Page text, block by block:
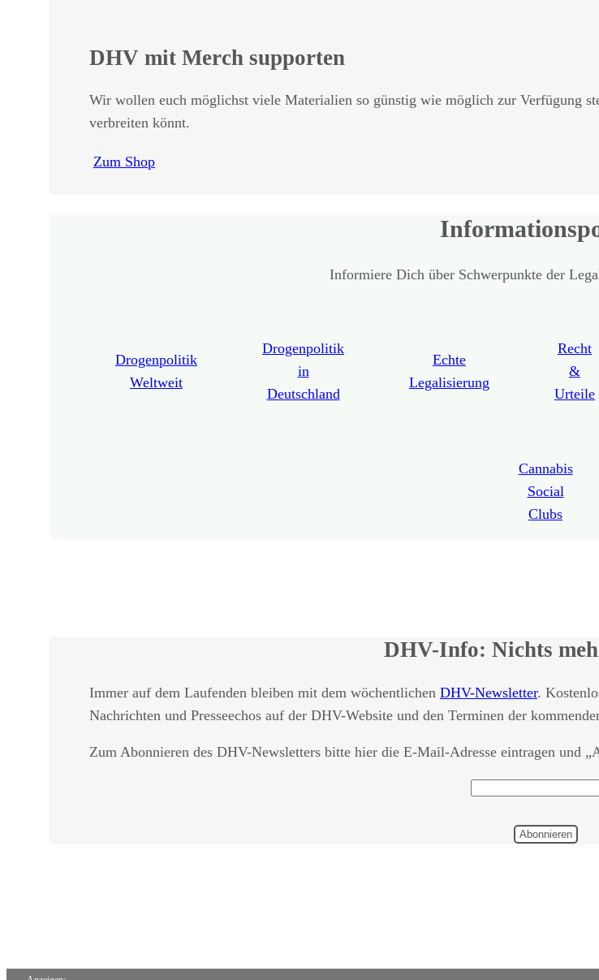
DHV mit Merch supporten
Wir wollen euch möglichst viele Materialien so günstig wie möglich zur Verfügung
verbreiten könnt.
Zum Shop
Informiere Dich über Schwerpunkte der
Drogenpolitik
Weltweit
Drogenpolitik
in
Deutschland
Echte
Legalisierung
Recht
&
Urteile
Cannabis
Social
Clubs
DHV-Info: Nichts
Immer auf dem Laufenden bleiben mit dem wöchentlichen DHV-Newsletter.
Nachrichten und Presseechos auf der DHV-Website und den Terminen der
Zum Abonnieren des DHV-Newsletters bitte hier die E-Mail-Adresse eintragen und